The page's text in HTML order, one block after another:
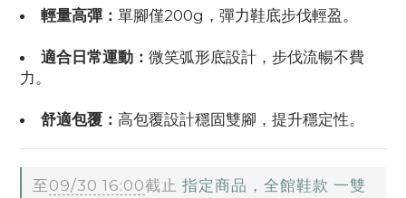
輕量高彈： 單腳僅200g，彈力鞋底步伐輕盈。
適合日常運動： 微笑弧形底設計，步伐流暢不費
力。
舒適包覆： 高包覆設計穩固雙腳，提升穩定性。
至09/30 16:00截止 指定商品，全館鞋款 一雙